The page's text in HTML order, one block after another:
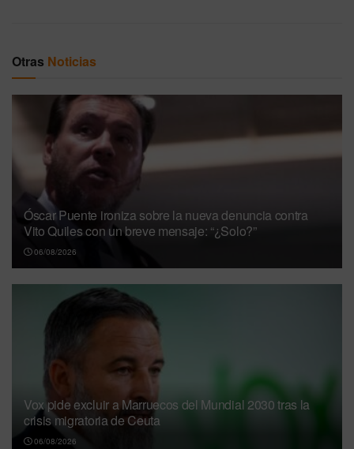
Otras Noticias
Óscar Puente ironiza sobre la nueva denuncia contra
Vito Quiles con un breve mensaje: “¿Solo?”
06/08/2026
Vox pide excluir a Marruecos del Mundial 2030 tras la
crisis migratoria de Ceuta
06/08/2026